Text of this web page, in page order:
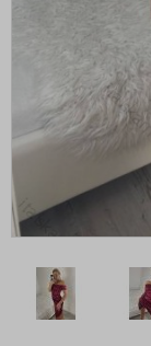
Šaty boho
Šaty
Šaty
Šaty do
Šaty
Šaty
Šaty flitrové
Šaty
Šaty